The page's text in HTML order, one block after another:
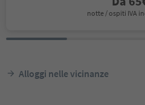
notte / ospiti IVA
Alloggi nelle vicinanze